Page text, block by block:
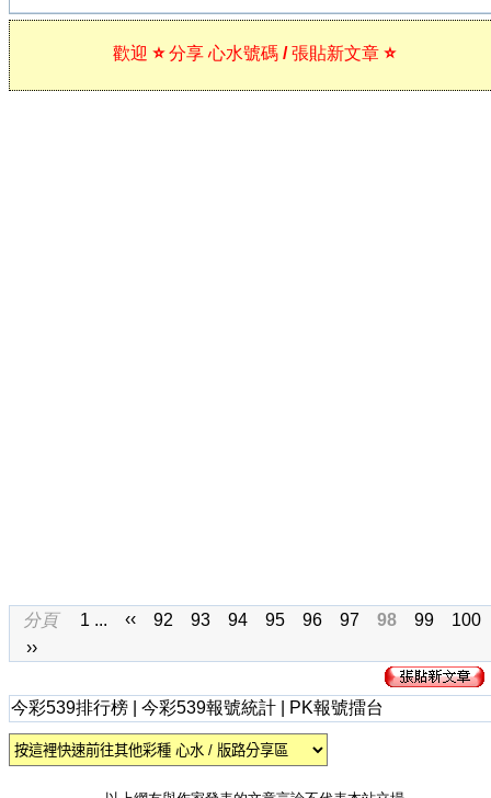
歡迎 ⭐ 分享 心水號碼 / 張貼新文章 ⭐
分頁 1 ... ‹‹ 92 93 94 95 96 97 98 99
100
››
今彩539排行榜 今彩539報號統計 PK報號擂台